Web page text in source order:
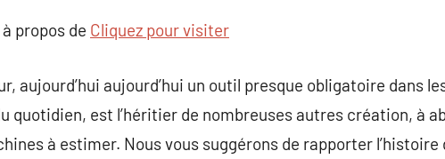
propos de Cliquez pour visiter
aujourd’hui aujourd’hui un outil presque obligatoire dans
quotidien, est l’héritier de nombreuses autres création, à
à estimer. Nous vous suggérons de rapporter